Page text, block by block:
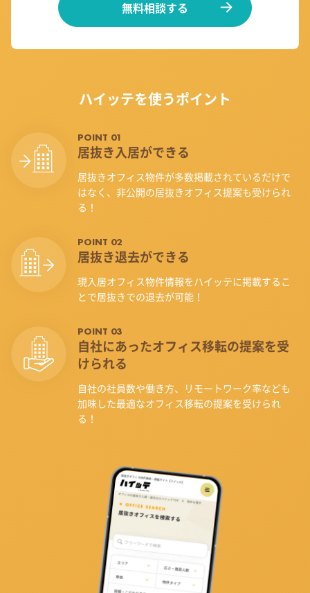
無料相談する
ハイッテを使うポイント
POINT 01
居抜き入居ができる
居抜きオフィス物件が多数掲載されているだけで
はなく、非公開の居抜きオフィス提案も受けられ
る！
POINT 02
居抜き退去ができる
現入居オフィス物件情報をハイッテに掲載するこ
とで居抜きでの退去が可能！
POINT 03
自社にあったオフィス移転の提案を受
けられる
自社の社員数や働き方、リモートワーク率なども
加味した最適なオフィス移転の提案を受けられ
る！